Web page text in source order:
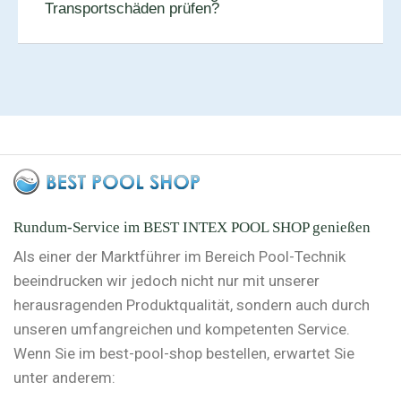
Transportschäden prüfen?
Rundum-Service im BEST INTEX POOL SHOP genießen
Als einer der Marktführer im Bereich Pool-Technik
beeindrucken wir jedoch nicht nur mit unserer
herausragenden Produktqualität, sondern auch durch
unseren umfangreichen und kompetenten Service.
Wenn Sie im best-pool-shop bestellen, erwartet Sie
unter anderem: